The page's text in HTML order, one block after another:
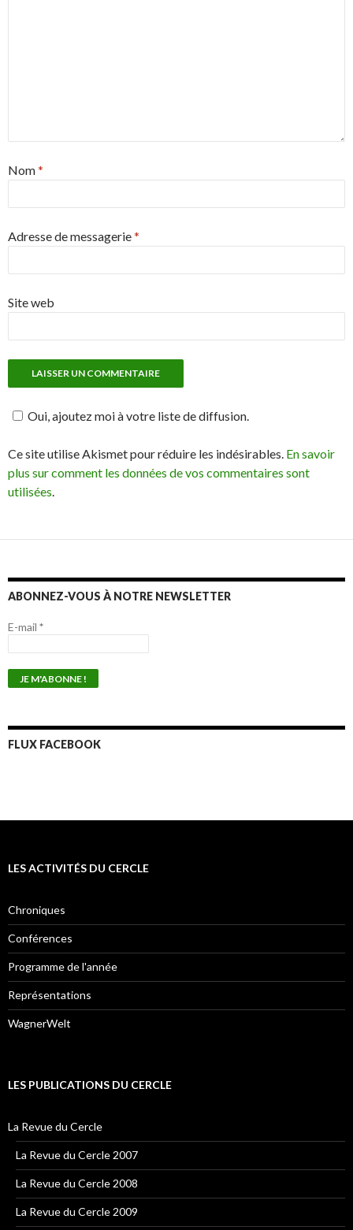
Nom*
Adresse de messagerie*
Site web
Oui, ajoutez moi à votre liste de diffusion.
Ce site utilise Akismet pour réduire les indésirables. En savoir
plus sur comment les données de vos commentaires sont
utilisées.
ABONNEZ-VOUS À NOTRE NEWSLETTER
E-mail *
FLUX FACEBOOK
LES ACTIVITÉS DU CERCLE
Chroniques
Conférences
Programme de l'année
Représentations
WagnerWelt
LES PUBLICATIONS DU CERCLE
La Revue du Cercle
La Revue du Cercle 2007
La Revue du Cercle 2008
La Revue du Cercle 2009